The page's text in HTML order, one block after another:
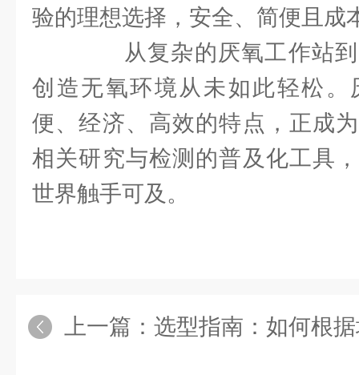
验的理想选择，安全、简便且成
从复杂的厌氧工作站到
创造无氧环境从未如此轻松。
便、经济、高效的特点，正成
相关研究与检测的普及化工具
世界触手可及。
上一篇： 选型指南：如何根据培养需求